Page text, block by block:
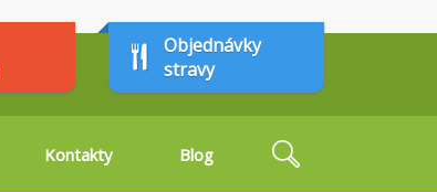
Objednávky
stravy
Vyhledávání
Kontakty Blog